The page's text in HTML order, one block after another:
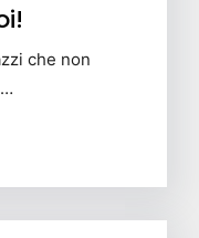
che non